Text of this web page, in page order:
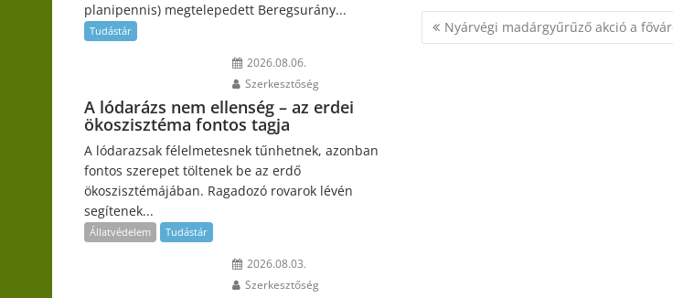
Bejegyzés
navigáció
Nyárvégi madárgyűrűző akció a
planipennis) megtelepedett Beregsurány...
Tudástár
2026.08.06.
Szerkesztőség
A lódarázs nem ellenség – az erdei
ökoszisztéma fontos tagja
A lódarazsak félelmetesnek tűnhetnek, azonban
fontos szerepet töltenek be az erdő
ökoszisztémájában. Ragadozó rovarok lévén
segítenek...
Állatvédelem Tudástár
2026.08.03.
Szerkesztőség